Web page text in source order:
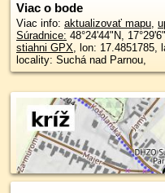
Viac o bode
Viac info: aktualizovať mapu,
Súradnice: 48°24'44"N,
stiahni GPX, lon: 17.4851785,
locality: Suchá nad Parnou,